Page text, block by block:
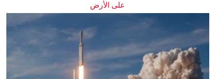
على الأرض